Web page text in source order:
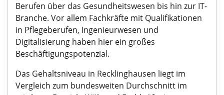
Berufen über das Gesundheitswesen bis hin zur IT-
Branche. Vor allem Fachkräfte mit Qualifikationen
in Pflegeberufen, Ingenieurwesen und
Digitalisierung haben hier ein großes
Beschäftigungspotenzial.
Das Gehaltsniveau in Recklinghausen liegt im
Vergleich zum bundesweiten Durchschnitt im